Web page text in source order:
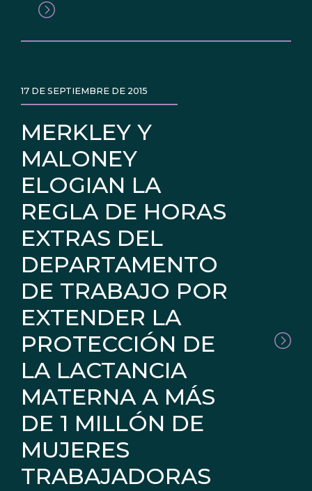
MERKLEY Y
MALONEY
ELOGIAN LA
REGLA DE HORAS
EXTRAS DEL
DEPARTAMENTO
DE TRABAJO POR
EXTENDER LA
PROTECCIÓN DE
LA LACTANCIA
MATERNA A MÁS
DE 1 MILLÓN DE
MUJERES
TRABAJADORAS
17 DE SEPTIEMBRE DE 2015